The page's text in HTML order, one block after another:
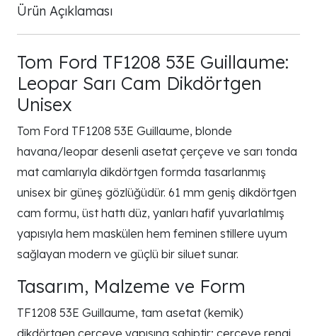
Ürün Açıklaması
Tom Ford TF1208 53E Guillaume:
Leopar Sarı Cam Dikdörtgen
Unisex
Tom Ford TF1208 53E Guillaume, blonde
havana/leopar desenli asetat çerçeve ve sarı tonda
mat camlarıyla dikdörtgen formda tasarlanmış
unisex bir güneş gözlüğüdür. 61 mm geniş dikdörtgen
cam formu, üst hattı düz, yanları hafif yuvarlatılmış
yapısıyla hem maskülen hem feminen stillere uyum
sağlayan modern ve güçlü bir siluet sunar.
Tasarım, Malzeme ve Form
TF1208 53E Guillaume, tam asetat (kemik)